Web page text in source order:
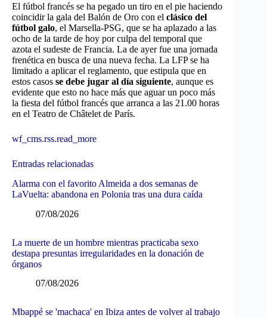
El fútbol francés se ha pegado un tiro en el pie haciendo
coincidir la gala del Balón de Oro con el clásico del
fútbol galo, el Marsella-PSG, que se ha aplazado a las
ocho de la tarde de hoy por culpa del temporal que
azota el sudeste de Francia. La de ayer fue una jornada
frenética en busca de una nueva fecha. La LFP se ha
limitado a aplicar el reglamento, que estipula que en
estos casos se debe jugar al día siguiente, aunque es
evidente que esto no hace más que aguar un poco más
la fiesta del fútbol francés que arranca a las 21.00 horas
en el Teatro de Châtelet de París.
wf_cms.rss.read_more
Entradas relacionadas
Alarma con el favorito Almeida a dos semanas de
LaVuelta: abandona en Polonia tras una dura caída
07/08/2026
La muerte de un hombre mientras practicaba sexo
destapa presuntas irregularidades en la donación de
órganos
07/08/2026
Mbappé se 'machaca' en Ibiza antes de volver al trabajo